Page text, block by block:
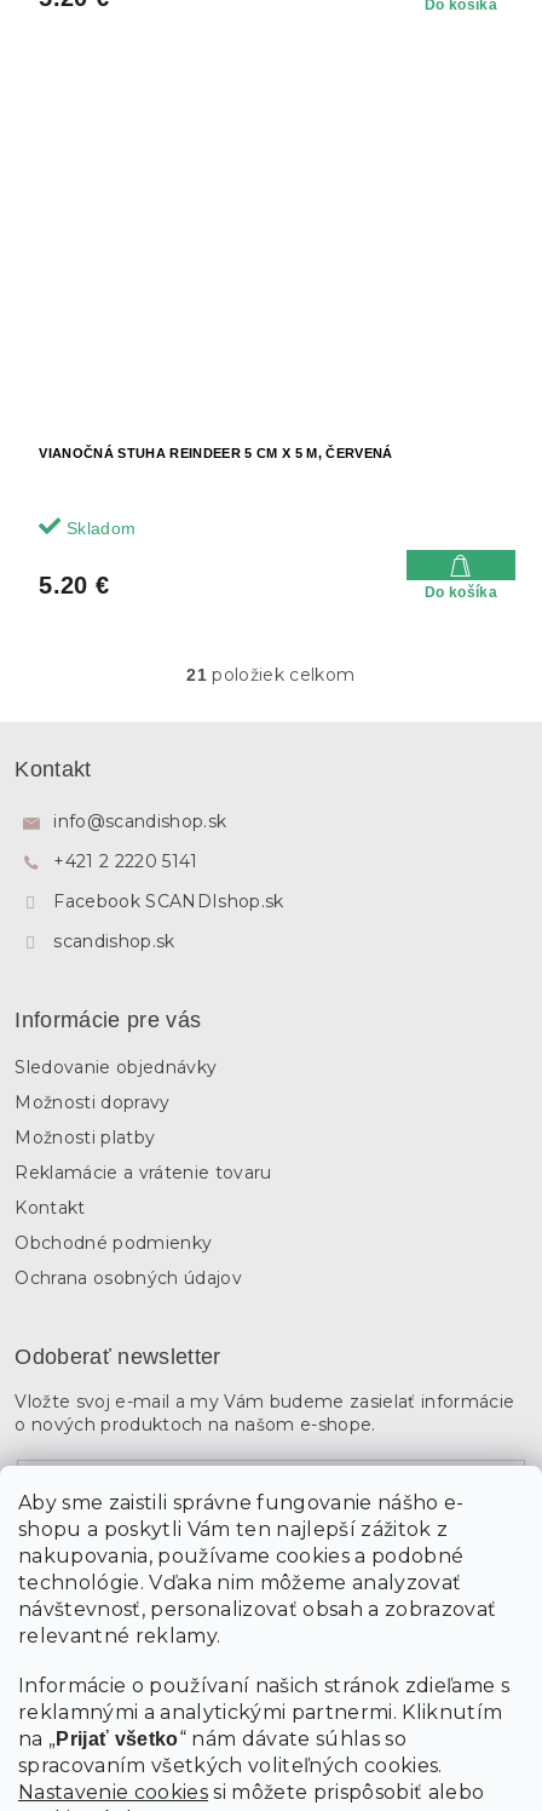
Aby sme zaistili správne fungovanie nášho e-
shopu a poskytli Vám ten najlepší zážitok z
nakupovania, používame cookies a podobné
technológie. Vďaka nim môžeme analyzovať
návštevnosť, personalizovať obsah a zobrazovať
relevantné reklamy.
Informácie o používaní našich stránok zdieľame s
reklamnými a analytickými partnermi. Kliknutím
na „Prijať všetko“ nám dávate súhlas so
spracovaním všetkých voliteľných cookies.
Nastavenie cookies si môžete prispôsobiť alebo
Do košíka
VIANOČNÁ STUHA REINDEER 5 CM X 5 M, ČERVENÁ
Skladom
5.20 € Do košíka
O
r
21 položiek celkom
Kontakt
info@scandishop.sk
+421 2 2220 5141
Facebook SCANDIshop.sk
scandishop.sk
Informácie pre vás
Sledovanie objednávky
Možnosti dopravy
Možnosti platby
Reklamácie a vrátenie tovaru
Kontakt
Obchodné podmienky
Ochrana osobných údajov
Odoberať newsletter
Vložte svoj e-mail a my Vám budeme zasielať informácie
o nových produktoch na našom e-shope.
Vložením údajov súhlasíte s podmienkami ochrany
osobných údajov
PRIHLÁSIŤ SA